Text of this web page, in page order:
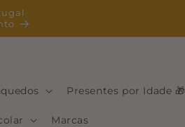
Presentes por Idade 🎁
Marcas